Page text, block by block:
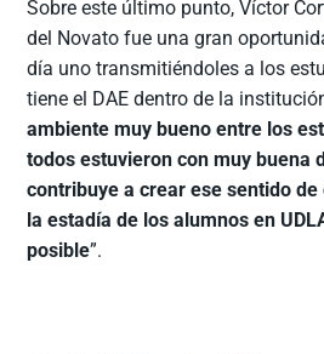
Sobre este último punto, Víctor
del Novato fue una gran
día uno transmitiéndoles a los
tiene el DAE dentro de la
ambiente muy bueno entre los
todos estuvieron con muy buena
contribuye a crear ese sentido
la estadía de los alumnos en
posible”.